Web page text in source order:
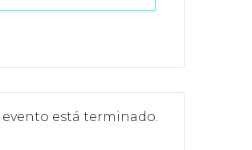
evento está terminado.